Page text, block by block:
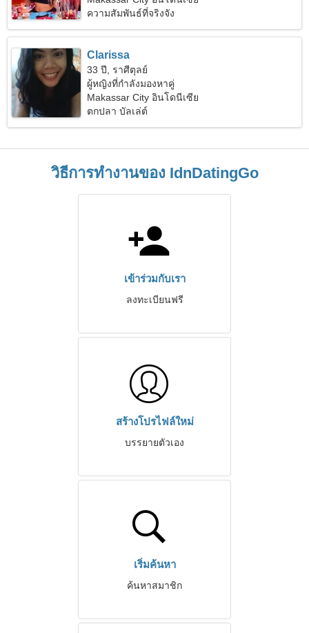
ความสัมพันธ์ที่จริงจัง
Clarissa
33 ปี, ราศีตุลย์
ผู้หญิงที่กำลังมองหาคู่
Makassar City อินโดนีเซีย
ตกปลา บัลเล่ต์
วิธีการทำงานของ IdnDatingGo
เข้าร่วมกับเรา
ลงทะเบียนฟรี
สร้างโปรไฟล์ใหม่
บรรยายตัวเอง
เริ่มค้นหา
ค้นหาสมาชิก